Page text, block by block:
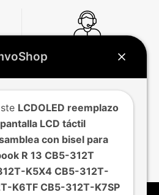
Envío
Express
LCDOLED reemplazo
LCD táctil
con bisel para
R 13 CB5-312T
K5X4 CB5-312T-
K6TF CB5-312T-K7SP